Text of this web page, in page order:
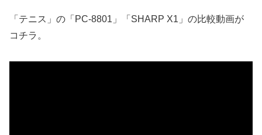
「テニス」の「PC-8801」「SHARP X1」の比較動画が
コチラ。